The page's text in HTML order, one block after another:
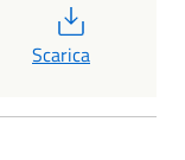
Scarica